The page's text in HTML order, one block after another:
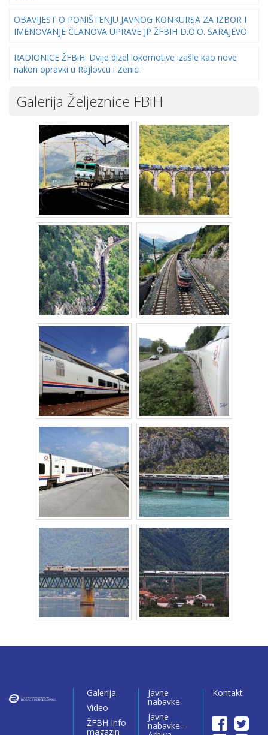
OBAVIJEST O PONIŠTENJU JAVNOG KONKURSA ZA IZBOR I
IMENOVANJE ČLANOVA UPRAVE JP ŽFBIH D.O.O. SARAJEVO
RADIONICE ŽFBiH: Dvije dizel lokomotive izašle kao nove
nakon opravki u Rajlovcu i Zenici
Galerija Željeznice FBiH
Galerija
Video
ŽFBH Info
magazin
Javne
nabavke
Javne
nabavke –
Kontakt